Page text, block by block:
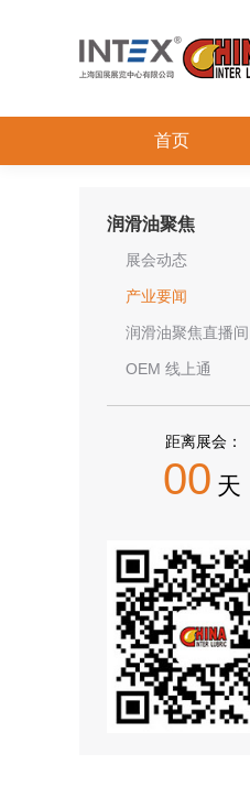
首页
润滑油聚焦
展会动态
产业要闻
润滑油聚焦直播间
OEM 线上通
距离展会：
00 天